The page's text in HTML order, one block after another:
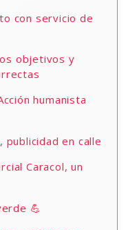
con servicio de
objetivos y
humanista
publicidad en calle
Caracol, un
💪